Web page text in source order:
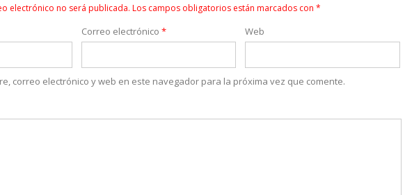
electrónico no será publicada. Los campos obligatorios están marcados con *
Correo electrónico * Web
correo electrónico y web en este navegador para la próxima vez que comente.